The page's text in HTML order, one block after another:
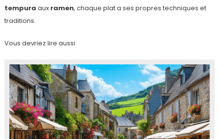
tempura aux ramen, chaque plat a ses propres techniques et
traditions.
Vous devriez lire aussi